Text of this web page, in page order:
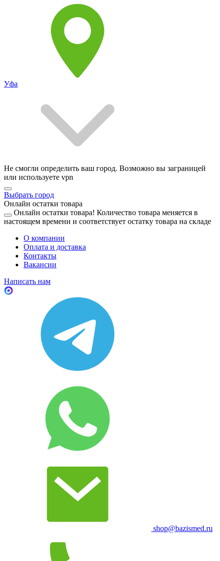
Уфа
Не смогли определить ваш город. Возможно вы заграницей
или используете vpn
Выбрать город
Онлайн остатки товара
Онлайн остатки товара! Количество товара меняется в
настоящем времени и соответствует остатку товара на складе
О компании
Оплата и доставка
Контакты
Вакансии
Написать нам
shop@bazismed.ru